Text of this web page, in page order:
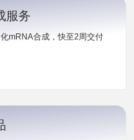
服务
mRNA合成，快至2周交付